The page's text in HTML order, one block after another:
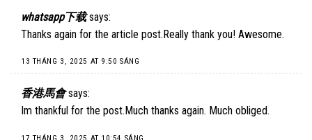
whatsapp下载 says:
Thanks again for the article post.Really thank you! Awesome.
13 THÁNG 3, 2025 AT 9:50 SÁNG
香港馬會 says:
Im thankful for the post.Much thanks again. Much obliged.
17 THÁNG 3, 2025 AT 10:54 SÁNG